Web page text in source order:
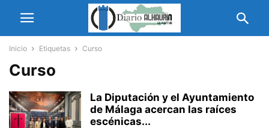
Inicio Etiquetas Curso
Curso
La Diputación y el Ayuntamiento
de Málaga acercan las raíces
escénicas...